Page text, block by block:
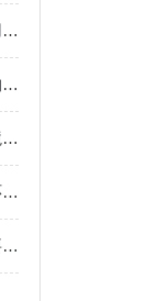
真空管式炉或长久不用后再次使用的注意事项与方法
【解读】蠕动泵主要由哪些部件构成？
超净工作台实验室：提供洁净环境的高效科研平台
实验室高压灭菌锅保障实验无菌环境与操作安全
使用实验室磷酸根测定仪时，需要注意哪些环境因素？